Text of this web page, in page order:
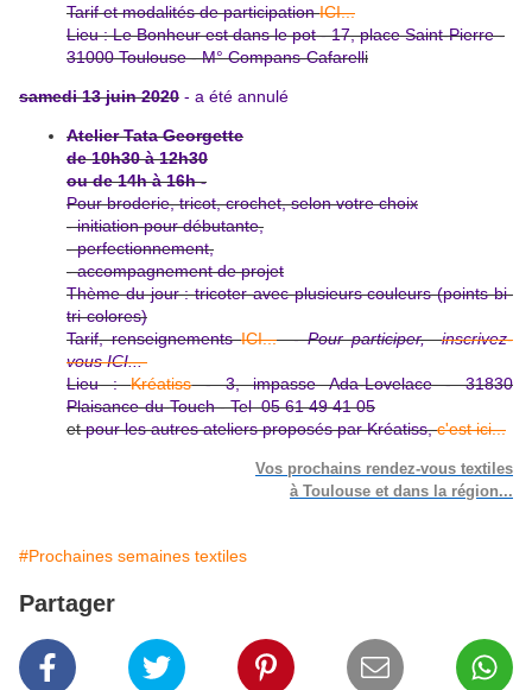
Tarif et modalités de participationICI...
Lieu : Le Bonheur est dans le pot - 17, place Saint-Pierre -
31000 Toulouse - M° Compans-Cafarelli
samedi 13 juin 2020 - a été annulé
Atelier Tata Georgette
de 10h30 à 12h30
ou de 14h à 16h -
Pour broderie, tricot, crochet, selon votre choix
- initiation pour débutante,
- perfectionnement,
- accompagnement de projet
Thème du jour : tricoter avec plusieurs couleurs (points bi-
tri-colores)
Tarif, renseignementsICI...- Pour participer,inscrivez-
vous ICI...
Lieu :Kréatiss- 3, impasse Ada-Lovelace - 31830
Plaisance-du-Touch - Tel 05 61 49 41 05
etpour les autres ateliers proposés par Kréatiss,c'est ici...
Vos prochains rendez-vous textiles
à Toulouse et dans la région...
#Prochaines semaines textiles
Partager